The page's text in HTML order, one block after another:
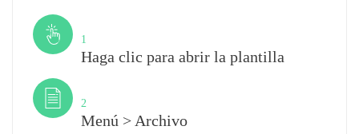
1
Haga clic para abrir la plantilla
2
Menú > Archivo